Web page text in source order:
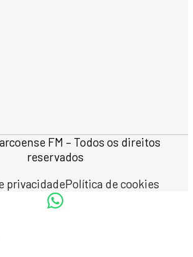
FM – Todos os direitos
reservados
privacidadePolítica de cookies